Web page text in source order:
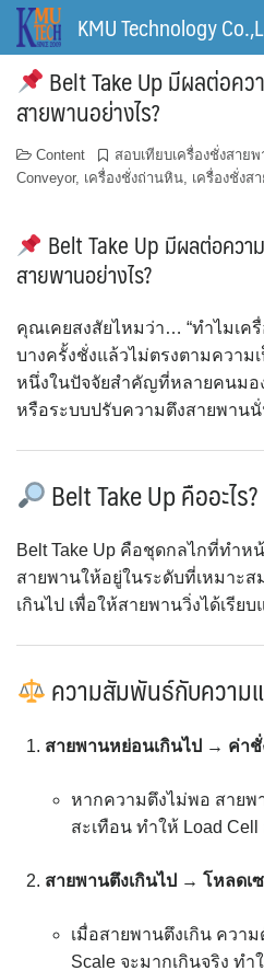
Skip
content
KMU Technology
Belt Take Up มีผลต่อค
สายพานอย่างไร?
Content สอบเทียบเครื่องชั่งสาย
Conveyor, เครื่องชั่งถ่านหิน, เครื่องชั่งส
Belt Take Up มีผลต่อควา
สายพานอย่างไร?
คุณเคยสงสัยไหมว่า… “ทำไมเค
บางครั้งชั่งแล้วไม่ตรงตามความเ
หนึ่งในปัจจัยสำคัญที่หลายคนมอ
หรือระบบปรับความตึงสายพานนั่
Belt Take Up คืออะไร?
Belt Take Up คือชุดกลไกที่ทำห
สายพานให้อยู่ในระดับที่เหมาะส
เกินไป เพื่อให้สายพานวิ่งได้เรียบ
ความสัมพันธ์กับความ
สายพานหย่อนเกินไป → ค่าชั่
หากความตึงไม่พอ สายพ
สะเทือน ทำให้ Load
สายพานตึงเกินไป → โหลดเ
เมื่อสายพานตึงเกิน ควา
Scale จะมากเกินจริง ทำ